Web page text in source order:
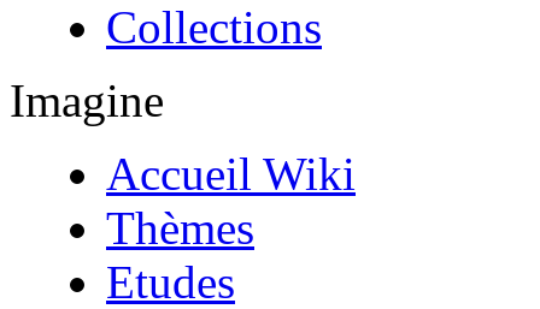
Collections
Imagine
Accueil Wiki
Thèmes
Etudes